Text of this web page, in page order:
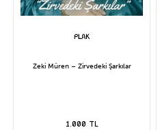
Zeki Müren – Zirvedeki Şarkılar
1.000 TL